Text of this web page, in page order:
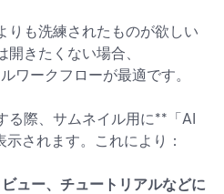
りも洗練されたものが欲しい
きたくない場合、
ワークフローが最適です。
る際、サムネイル用に**「AI
されます。これにより：
ュー、チュートリアルなどに